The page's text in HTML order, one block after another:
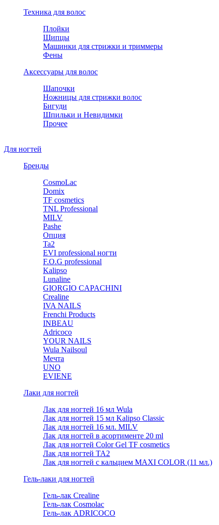
Техника для волос
Плойки
Щипцы
Машинки для стрижки и триммеры
Фены
Аксессуары для волос
Шапочки
Ножницы для стрижки волос
Бигуди
Шпильки и Невидимки
Прочее
Для ногтей
Бренды
CosmoLac
Domix
TF cosmetics
TNL Professional
MILV
Pashe
Опция
Ta2
EVI professional ногти
F.O.G professional
Kalipso
Lunaline
GIORGIO CAPACHINI
Crealine
IVA NAILS
Frenchi Products
INBEAU
Adricoco
YOUR NAILS
Wula Nailsoul
Мечта
UNO
EVIENE
Лаки для ногтей
Лак для ногтей 16 мл Wula
Лак для ногтей 15 мл Kalipso Classic
Лак для ногтей 16 мл. MILV
Лак для ногтей в асортименте 20 ml
Лак для ногтей Color Gel TF cosmetics
Лак для ногтей TA2
Лак для ногтей с кальцием MAXI COLOR (11 мл.)
Гель-лаки для ногтей
Гель-лак Crealine
Гель-лак Cosmolac
Гель-лак ADRICOCO